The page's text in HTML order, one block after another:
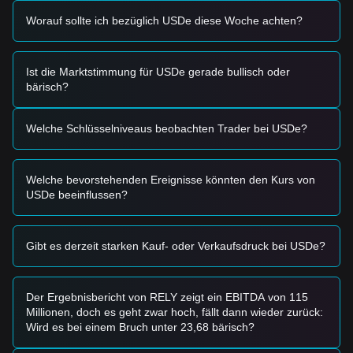
bereitstellt, skaliert die Nützlichkeit und die umlaufende
Menge von USDe.
•Yield-Strategien und Diversifikation der Reserven:Eine
Verschiebung hin zu Real-World Assets (RWAs) und neuen
Yield-Anreizprogrammen (z. B. auf der Monad-Kette) soll
Auf Basis der aktuellen technischen Struktur und des Markt-
Handelsstrategien:
Mögliche Kaufzone
Anzeichen einer Erholung zeigt, kann sich dies als
kurzfristige Einstiegschance für diejenigen erweisen, die
seiner historischen Peg-Spanne hindeuten.
Risikosszenario
• Wenn der Preis unter0,9990 $fällt, kann der Markt in eine
temporäre Phase der Anpassung oder einer Peg-
Worauf sollte ich bezüglich USDe diese Woche achten?
Ist die Marktstimmung für USDe gerade bullisch oder
bärisch?
Welche Schlüsselniveaus beobachten Trader bei USDe?
Welche bevorstehenden Ereignisse könnten den Kurs von
USDe beeinflussen?
Gibt es derzeit starken Kauf- oder Verkaufsdruck bei USDe?
Der Ergebnisbericht von RELY zeigt ein EBITDA von 115
Millionen, doch es geht zwar hoch, fällt dann wieder zurück:
Wird es bei einem Bruch unter 23,68 bärisch?